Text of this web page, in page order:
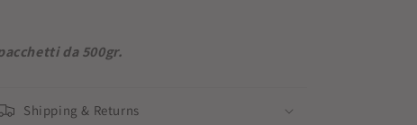
da 500gr.
Shipping & Returns